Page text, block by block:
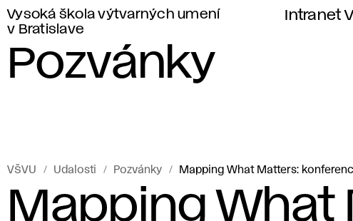
Vysoká škola výtvarných umení
v Bratislave
Intranet
Pozvánky
VŠVU Udalosti Pozvánky Mapping What Matters:
Mapping What